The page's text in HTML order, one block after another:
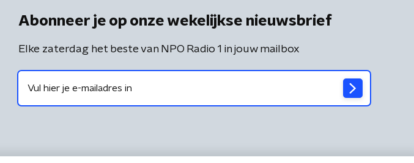
Abonneer je op onze wekelijkse nieuwsbrief
Elke zaterdag het beste van NPO Radio 1 in jouw mailbox